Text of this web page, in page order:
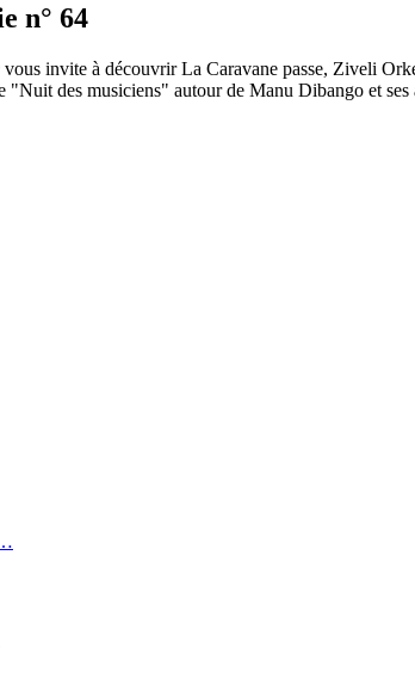
n° 64
vous invite à découvrir La Caravane passe, Ziveli
"Nuit des musiciens" autour de Manu Dibango et